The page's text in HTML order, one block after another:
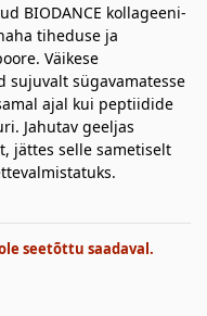
BIODANCE kollageeni-
tiheduse ja
Väikese
sujuvalt sügavamatesse
ajal kui peptiidide
Jahutav geeljas
jättes selle sametiselt
seetõttu saadaval.